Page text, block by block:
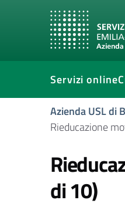
Servizi online
Azienda USL di
Rieducazione
di 10)